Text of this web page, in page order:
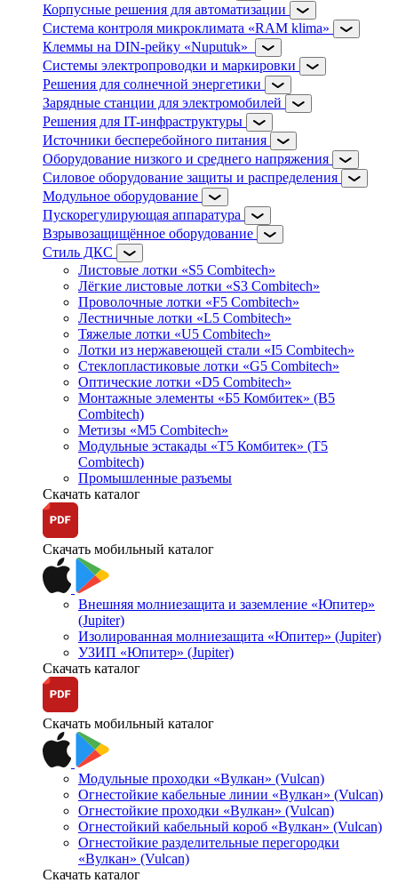
Корпусные решения для автоматизации
Система контроля микроклимата «RAM klima»
Клеммы на DIN-рейку «Nuputuk»
Системы электропроводки и маркировки
Решения для солнечной энергетики
Зарядные станции для электромобилей
Решения для IT-инфраструктуры
Источники бесперебойного питания
Оборудование низкого и среднего напряжения
Силовое оборудование защиты и распределения
Модульное оборудование
Пускорегулирующая аппаратура
Взрывозащищённое оборудование
Стиль ДКС
Листовые лотки «S5 Combitech»
Лёгкие листовые лотки «S3 Combitech»
Проволочные лотки «F5 Combitech»
Лестничные лотки «L5 Combitech»
Тяжелые лотки «U5 Combitech»
Лотки из нержавеющей стали «I5 Combitech»
Стеклопластиковые лотки «G5 Combitech»
Оптические лотки «D5 Combitech»
Монтажные элементы «Б5 Комбитек» (B5
Combitech)
Метизы «M5 Combitech»
Модульные эстакады «Т5 Комбитек» (T5
Combitech)
Промышленные разъемы
Скачать каталог
Скачать мобильный каталог
Внешняя молниезащита и заземление «Юпитер»
(Jupiter)
Изолированная молниезащита «Юпитер» (Jupiter)
УЗИП «Юпитер» (Jupiter)
Скачать каталог
Скачать мобильный каталог
Модульные проходки «Вулкан» (Vulcan)
Огнестойкие кабельные линии «Вулкан» (Vulcan)
Огнестойкие проходки «Вулкан» (Vulcan)
Огнестойкий кабельный короб «Вулкан» (Vulcan)
Огнестойкие разделительные перегородки
«Вулкан» (Vulcan)
Скачать каталог